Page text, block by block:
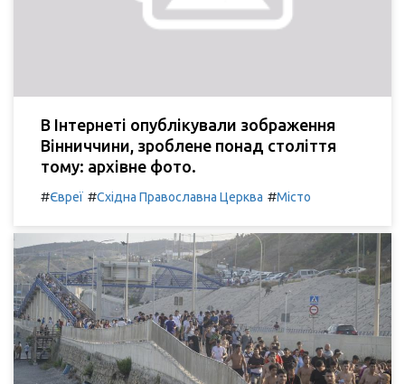
В Інтернеті опублікували зображення
Вінниччини, зроблене понад століття
тому: архівне фото.
#Євреї #Східна Православна Церква #Місто